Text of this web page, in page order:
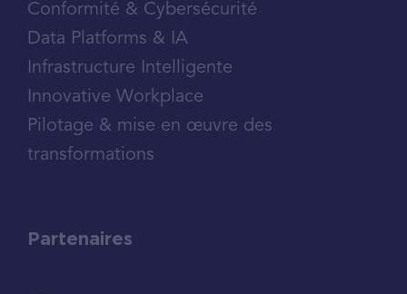
Conformité & Cybersécurité
Data Platforms & IA
Infrastructure Intelligente
Innovative Workplace
Pilotage & mise en œuvre des
transformations
Partenaires